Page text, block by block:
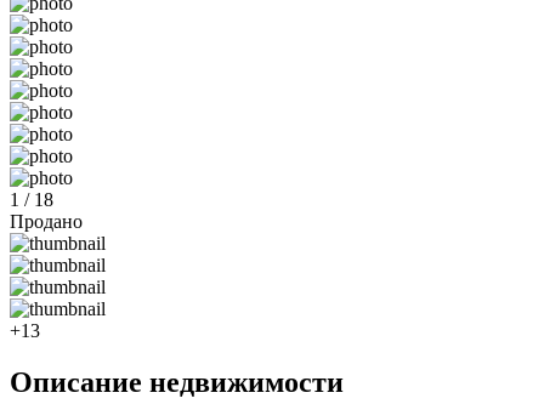
1 / 18
Продано
+13
Описание недвижимости